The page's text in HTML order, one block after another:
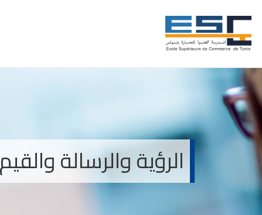
الرؤية والرسالة والقيم